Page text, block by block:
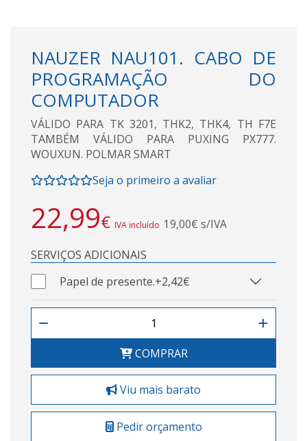
NAUZER NAU101. CABO DE
PROGRAMAÇÃO DO
COMPUTADOR
VÁLIDO PARA TK 3201, THK2, THK4, TH F7E
TAMBÉM VÁLIDO PARA PUXING PX777.
WOUXUN. POLMAR SMART
Seja o primeiro a avaliar
22,99€ IVA incluído 19,00€ s/IVA
SERVIÇOS ADICIONAIS
Papel de presente.+2,42€
COMPRAR
Viu mais barato
Pedir orçamento